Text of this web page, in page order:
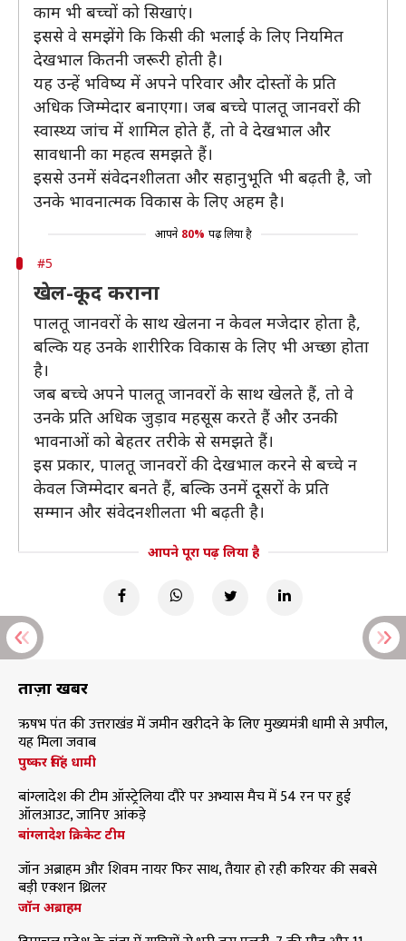
काम भी बच्चों को सिखाएं।
इससे वे समझेंगे कि किसी की भलाई के लिए नियमित
देखभाल कितनी जरूरी होती है।
यह उन्हें भविष्य में अपने परिवार और दोस्तों के प्रति
अधिक जिम्मेदार बनाएगा। जब बच्चे पालतू जानवरों की
स्वास्थ्य जांच में शामिल होते हैं, तो वे देखभाल और
सावधानी का महत्व समझते हैं।
इससे उनमें संवेदनशीलता और सहानुभूति भी बढ़ती है, जो
उनके भावनात्मक विकास के लिए अहम है।
आपने 80% पढ़ लिया है
#5
खेल-कूद कराना
पालतू जानवरों के साथ खेलना न केवल मजेदार होता है,
बल्कि यह उनके शारीरिक विकास के लिए भी अच्छा होता
है।
जब बच्चे अपने पालतू जानवरों के साथ खेलते हैं, तो वे
उनके प्रति अधिक जुड़ाव महसूस करते हैं और उनकी
भावनाओं को बेहतर तरीके से समझते हैं।
इस प्रकार, पालतू जानवरों की देखभाल करने से बच्चे न
केवल जिम्मेदार बनते हैं, बल्कि उनमें दूसरों के प्रति
सम्मान और संवेदनशीलता भी बढ़ती है।
आपने पूरा पढ़ लिया है
ताज़ा खबरें
ऋषभ पंत की उत्तराखंड में जमीन खरीदने के लिए मुख्यमंत्री धामी से अपील,
यह मिला जवाब
पुष्कर सिंह धामी
बांग्लादेश की टीम ऑस्ट्रेलिया दौरे पर अभ्यास मैच में 54 रन पर हुई
ऑलआउट, जानिए आंकड़े
बांग्लादेश क्रिकेट टीम
जॉन अब्राहम और शिवम नायर फिर साथ, तैयार हो रही करियर की सबसे
बड़ी एक्शन थ्रिलर
जॉन अब्राहम